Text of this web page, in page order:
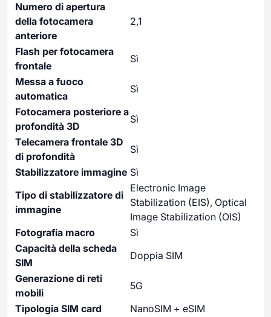
Numero di apertura
della fotocamera
anteriore
2,1
Flash per fotocamera
frontale
Sì
Messa a fuoco
automatica
Sì
Fotocamera posteriore a
profondità 3D
Sì
Telecamera frontale 3D
di profondità
Sì
Stabilizzatore immagine Sì
Tipo di stabilizzatore di
immagine
Electronic Image
Stabilization (EIS), Optical
Image Stabilization (OIS)
Fotografia macro
Sì
Capacità della scheda
SIM
Doppia SIM
Generazione di reti
mobili
5G
Tipologia SIM card
NanoSIM + eSIM